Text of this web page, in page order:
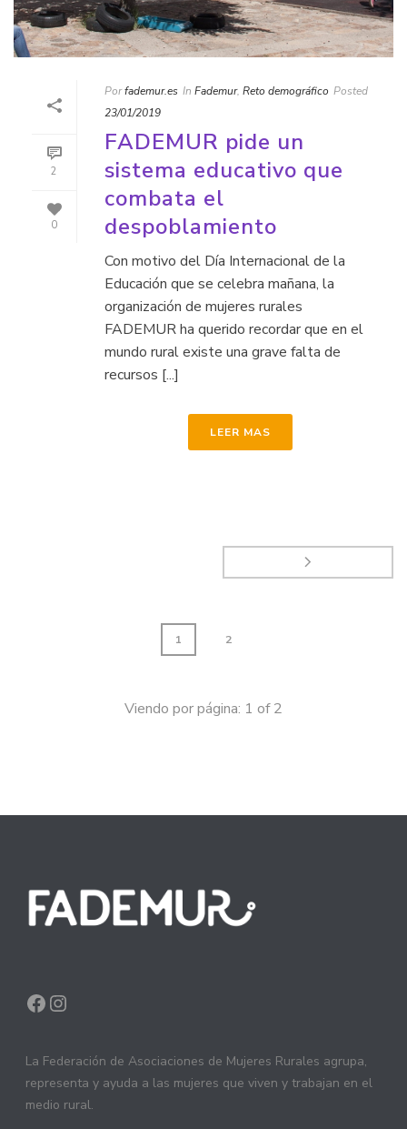
2
0
Porfademur.es In Fademur, Reto demográfico Posted
23/01/2019
FADEMUR pide un
sistema educativo que
combata el
despoblamiento
Con motivo del Día Internacional de la
Educación que se celebra mañana, la
organización de mujeres rurales
FADEMUR ha querido recordar que en el
mundo rural existe una grave falta de
recursos [...]
LEER MAS
1 2
Viendo por página: 1 of2
Facebook
Instagram
La Federación de Asociaciones de Mujeres Rurales agrupa,
representa y ayuda a las mujeres que viven y trabajan en el
medio rural.